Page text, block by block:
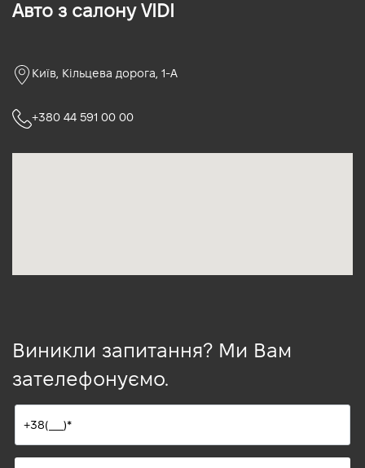
Авто з салону VIDI
Київ, Кільцева дорога, 1-А
+380 44 591 00 00
Виникли запитання? Ми Вам
зателефонуємо.